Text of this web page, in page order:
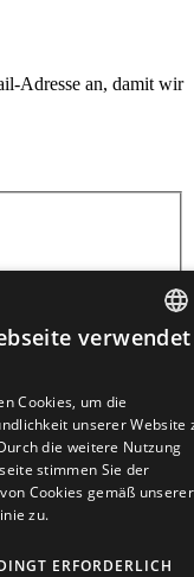
Adresse an, damit wir
время.
verwendet
Cookies, um die
unserer Website
die weitere Nutzung
stimmen Sie der
Cookies gemäß unserer
zu.
ERFORDERLICH